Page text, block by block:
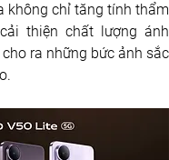
không chỉ tăng tính thẩm
thiện chất lượng ánh
ra những bức ảnh sắc